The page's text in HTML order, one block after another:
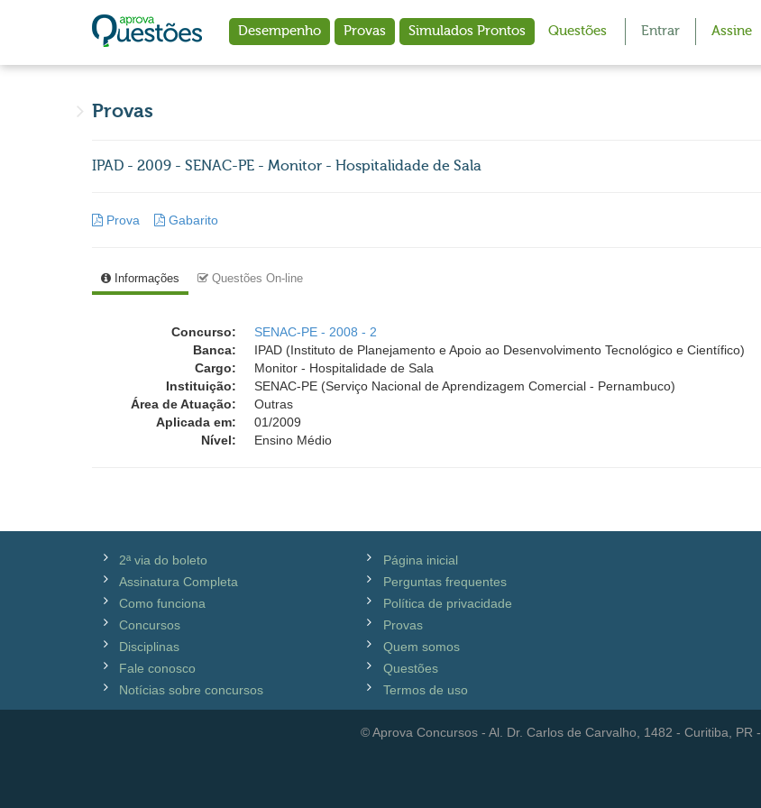
Desempenho Provas Simulados Prontos Questões Entrar Assine
Provas
IPAD - 2009 - SENAC-PE - Monitor - Hospitalidade de Sala
Prova Gabarito
Informações Questões On-line
Concurso:
SENAC-PE - 2008 - 2
Banca:
IPAD (Instituto de Planejamento e Apoio ao Desenvolvimento Tecnológico e Científico)
Cargo:
Monitor - Hospitalidade de Sala
Instituição:
SENAC-PE (Serviço Nacional de Aprendizagem Comercial - Pernambuco)
Área de Atuação:
Outras
Aplicada em:
01/2009
Nível:
Ensino Médio
2ª via do boleto
Assinatura Completa
Como funciona
Concursos
Disciplinas
Fale conosco
Notícias sobre concursos
Página inicial
Perguntas frequentes
Política de privacidade
Provas
Quem somos
Questões
Termos de uso
© Aprova Concursos - Al. Dr. Carlos de Carvalho, 1482 - Curitiba, PR -